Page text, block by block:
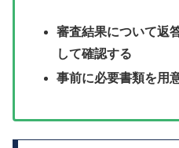
審査結果について返
して確認する
事前に必要書類を用